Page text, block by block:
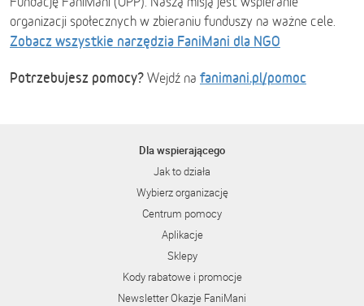
organizacji społecznych w zbieraniu funduszy na ważne cele.
Zobacz wszystkie narzędzia FaniMani dla NGO
Potrzebujesz pomocy? Wejdź na fanimani.pl/pomoc
Dla wspierającego
Jak to działa
Wybierz organizację
Centrum pomocy
Aplikacje
Sklepy
Kody rabatowe i promocje
Newsletter Okazje FaniMani